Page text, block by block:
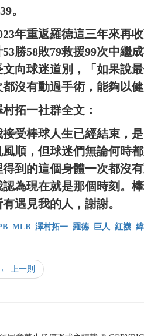
。
年重返羅德這三年來再
53勝58敗79救援99次中繼
文向球迷道別，「如果說
都沒有動過手術，能夠以
村拓一社群全文：
接受棒球人生已經結束，
風順，但球迷們無論何時
得到的這個身體一次都沒
認為現在就是那個時刻。
有遇見我的人，謝謝。
MLB 澤村拓一 羅德 巨人 紅襪
← 上一則